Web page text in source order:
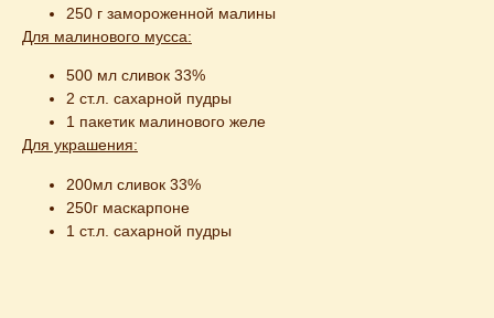
250 г замороженной малины
Для малинового мусса:
500 мл сливок 33%
2 ст.л. сахарной пудры
1 пакетик малинового желе
Для украшения:
200мл сливок 33%
250г маскарпоне
1 ст.л. сахарной пудры